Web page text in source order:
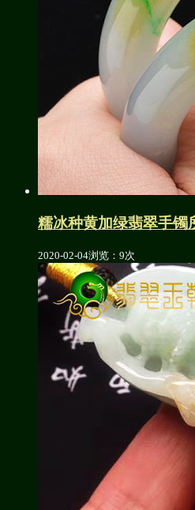
糯冰种黄加绿翡翠手镯
2020-02-04浏览：9次